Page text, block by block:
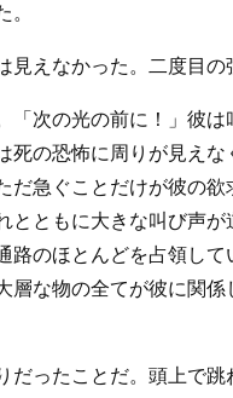
。
えなかった。二度目の
次の光の前に！」彼
の恐怖に周りが見え
急ぐことだけが彼の
ともに大きな叫び声
のほとんどを占領し
な物の全てが彼に関
ったことだ。頭上で